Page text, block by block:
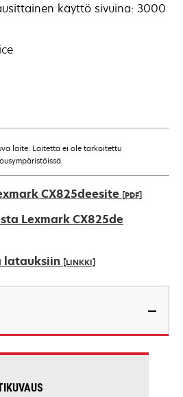
käyttö sivuina: 3000
laite. Laitetta ei ole tarkoitettu
CX825deesite [PDF]
Lexmark CX825de
latauksiin [LINKKI]